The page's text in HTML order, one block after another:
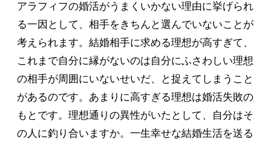
アラフィフの婚活がうまくいかない理由に挙げられ
る一因として、相手をきちんと選んでいないことが
考えられます。結婚相手に求める理想が高すぎて、
これまで自分に縁がないのは自分にふさわしい理想
の相手が周囲にいないせいだ、と捉えてしまうこと
があるのです。あまりに高すぎる理想は婚活失敗の
もとです。理想通りの異性がいたとして、自分はそ
の人に釣り合いますか。一生幸せな結婚生活を送る